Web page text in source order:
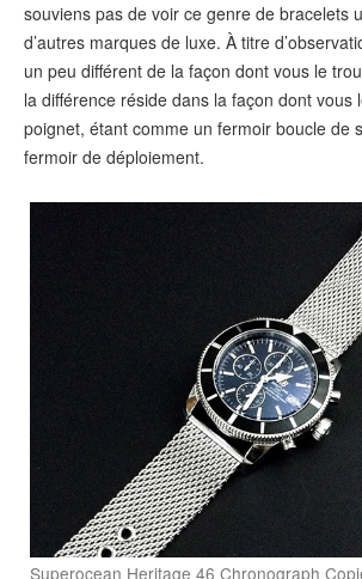
souviens pas de voir ce genre de bracelets
d’autres marques de luxe. À titre
un peu différent de la façon dont vous le
la différence réside dans la façon dont vous
poignet, étant comme un fermoir boucle de
fermoir de déploiement.
Superocean Heritage 46 Chronograph